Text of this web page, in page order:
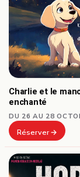
Charlie et le
enchanté
DU 26 AU 28
Réserver